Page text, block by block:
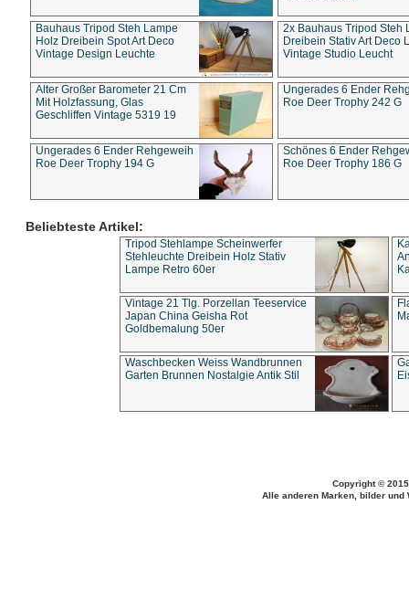
Bauhaus Tripod Steh Lampe
Holz Dreibein Spot Art Deco
Vintage Design Leuchte
2x Bauhaus Tripod Steh
Dreibein Stativ Art Deco
Vintage Studio Leucht
Alter Großer Barometer 21 Cm
Mit Holzfassung, Glas
Geschliffen Vintage 5319 19
Ungerades 6 Ender
Roe Deer Trophy 242 G
Ungerades 6 Ender Rehgeweih
Roe Deer Trophy 194 G
Schönes 6 Ender
Roe Deer Trophy 186 G
Beliebteste Artikel:
Tripod Stehlampe Scheinwerfer
Stehleuchte Dreibein Holz Stativ
Lampe Retro 60er
Vintage 21 Tlg. Porzellan Teeservice
Japan China Geisha Rot
Goldbemalung 50er
Waschbecken Weiss Wandbrunnen
Garten Brunnen Nostalgie Antik Stil
Copyright ©
Alle anderen Marken, bilder und